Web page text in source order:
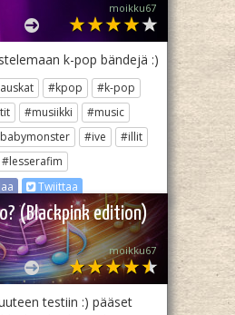
moikku67
k-pop bändejä :)
#kpop
#k-pop
#musiikki
#music
#ive
#illit
#lesserafim
Twiittaa
(Blackpink edition)
moikku67
testiin :) pääset